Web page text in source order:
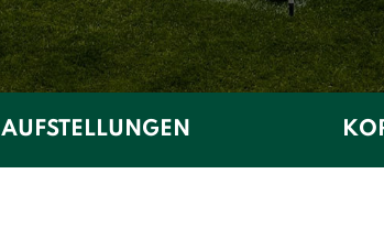
AUFSTELLUNGEN